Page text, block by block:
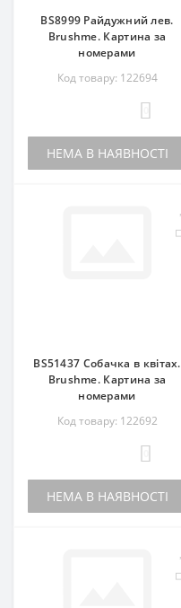
BS8999 Райдужний лев.
Brushme. Картина за
номерами
Код товару: 122694
НЕМА В НАЯВНОСТІ
BS51437 Собачка в квітах.
Brushme. Картина за
номерами
Код товару: 122692
НЕМА В НАЯВНОСТІ